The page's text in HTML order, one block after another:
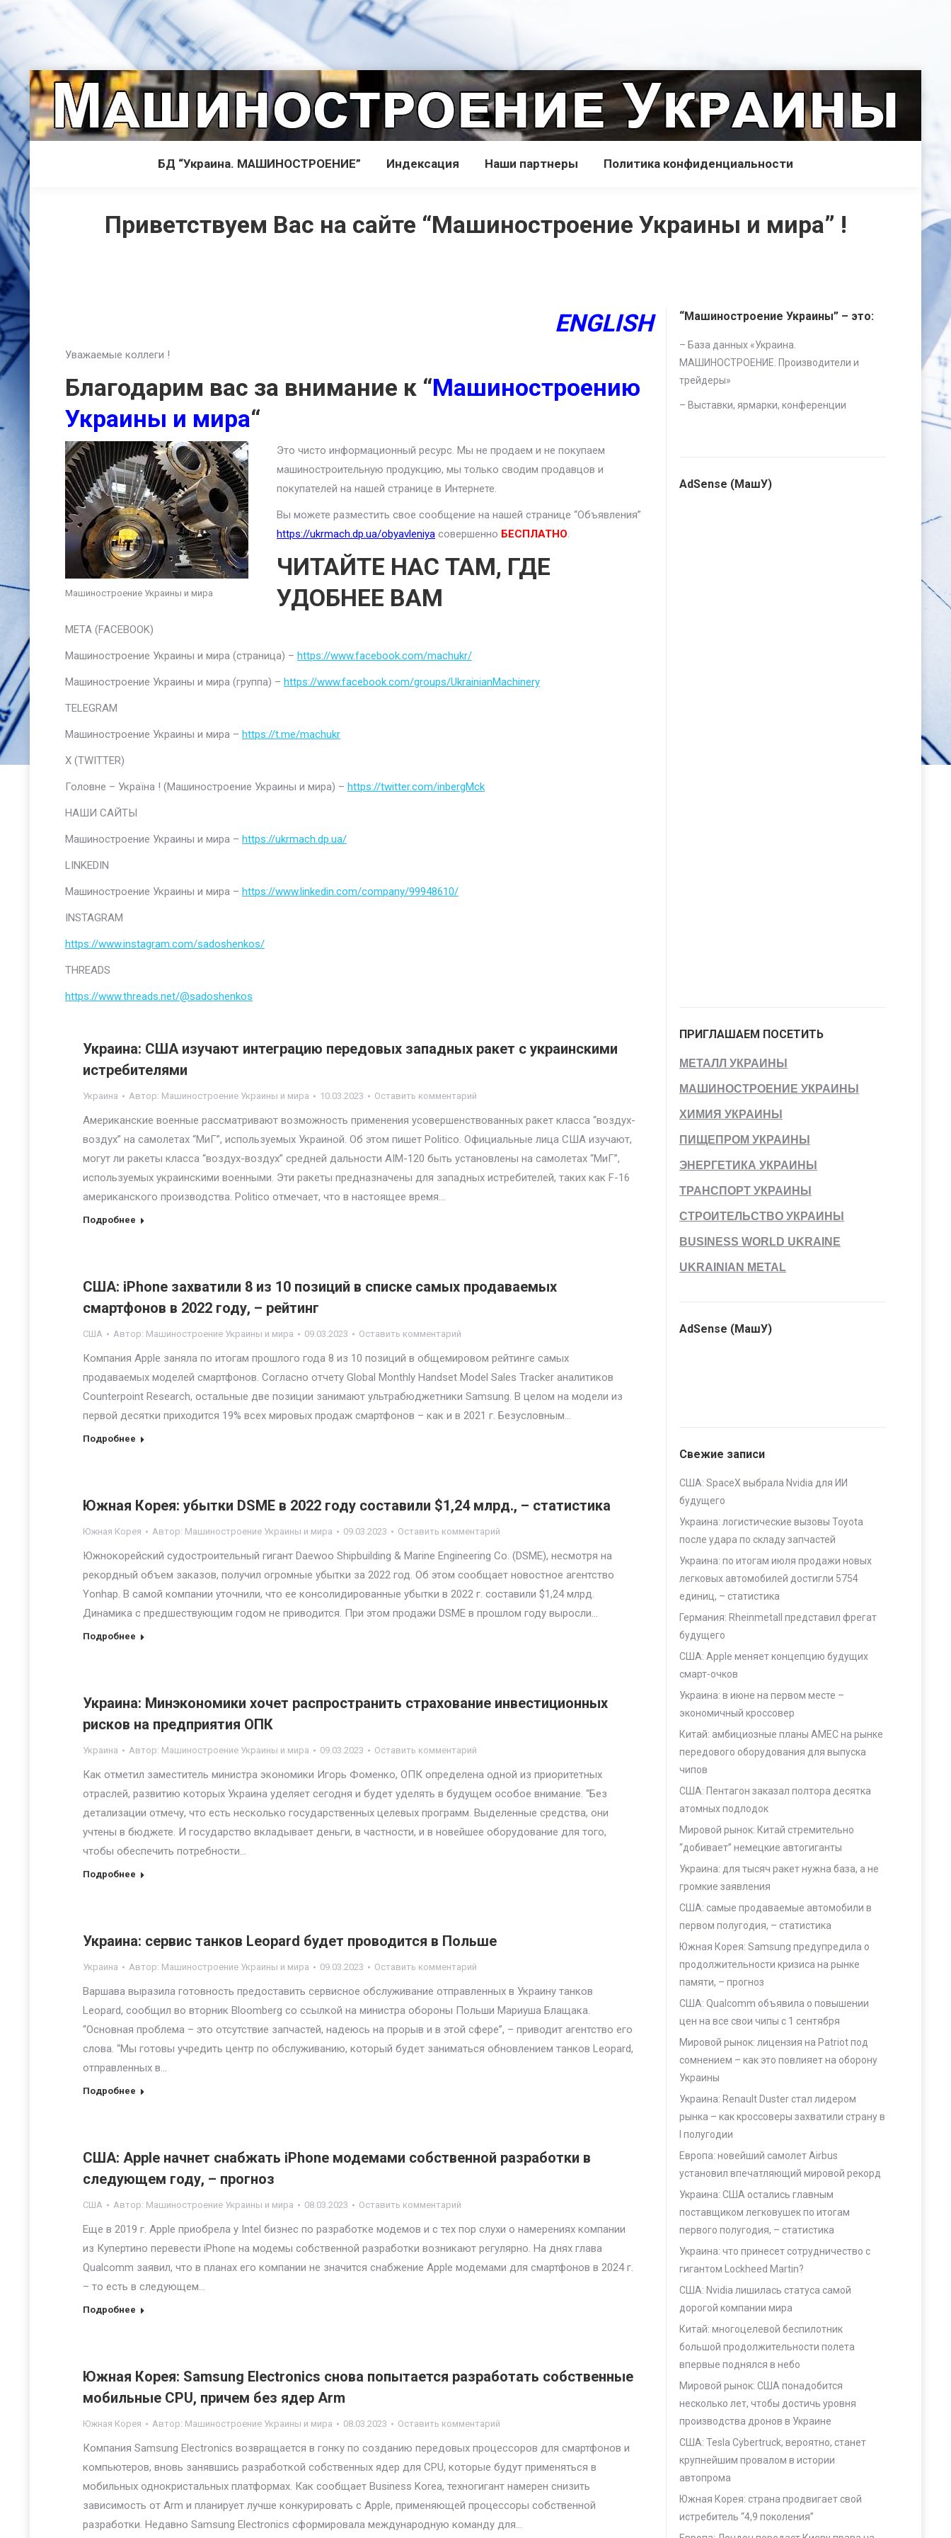
БД “Украина. МАШИНОСТРОЕНИЕ” Индекcация Наши партнеры Политика конфиденциальности
Приветствуем Вас на сайте “Машиностроение Украины и мира” !
ENGLISH
Уважаемые коллеги !
Благодарим вас за внимание к “Машиностроению
Украины и мира“
Машиностроение Украины и мира
Это чисто информационный ресурс. Мы не продаем и не покупаем
машиностроительную продукцию, мы только сводим продавцов и
покупателей на нашей странице в Интернете.
Вы можете разместить свое сообщение на нашей странице “Объявления”
https://ukrmach.dp.ua/obyavleniya совершенно БЕСПЛАТНО.
ЧИТАЙТЕ НАС ТАМ, ГДЕ
УДОБНЕЕ ВАМ
META (FACEBOOK)
Машиностроение Украины и мира (страница) – https://www.facebook.com/machukr/
Машиностроение Украины и мира (группа) – https://www.facebook.com/groups/UkrainianMachinery
TELEGRAM
Машиностроение Украины и мира – https://t.me/machukr
Х (TWITTER)
Головне – Україна ! (Машиностроение Украины и мира) – https://twitter.com/inbergMck
НАШИ САЙТЫ
Машиностроение Украины и мира – https://ukrmach.dp.ua/
LINKEDIN
Машиностроение Украины и мира – https://www.linkedin.com/company/99948610/
INSTAGRAM
https://www.instagram.com/sadoshenkos/
THREADS
https://www.threads.net/@sadoshenkos
Украина: США изучают интеграцию передовых западных ракет с украинскими
истребителями
Украина Автор: Машиностроение Украины и мира 10.03.2023 Оставить комментарий
Американские военные рассматривают возможность применения усовершенствованных ракет класса “воздух-
воздух” на самолетах “МиГ”, используемых Украиной. Об этом пишет Politico. Официальные лица США изучают,
могут ли ракеты класса “воздух-воздух” средней дальности AIM-120 быть установлены на самолетах “МиГ”,
используемых украинскими военными. Эти ракеты предназначены для западных истребителей, таких как F-16
американского производства. Politico отмечает, что в настоящее время…
Подробнее
США: iPhone захватили 8 из 10 позиций в списке самых продаваемых
смартфонов в 2022 году, – рейтинг
США Автор: Машиностроение Украины и мира 09.03.2023 Оставить комментарий
Компания Apple заняла по итогам прошлого года 8 из 10 позиций в общемировом рейтинге самых
продаваемых моделей смартфонов. Согласно отчету Global Monthly Handset Model Sales Tracker аналитиков
Counterpoint Research, остальные две позиции занимают ультрабюджетники Samsung. В целом на модели из
первой десятки приходится 19% всех мировых продаж смартфонов – как и в 2021 г. Безусловным…
Подробнее
Южная Корея: убытки DSME в 2022 году составили $1,24 млрд., – статистика
Южная Корея Автор: Машиностроение Украины и мира 09.03.2023 Оставить комментарий
Южнокорейский судостроительный гигант Daewoo Shipbuilding & Marine Engineering Co. (DSME), несмотря на
рекордный объем заказов, получил огромные убытки за 2022 год. Об этом сообщает новостное агентство
Yonhap. В самой компании уточнили, что ее консолидированные убытки в 2022 г. составили $1,24 млрд.
Динамика с предшествующим годом не приводится. При этом продажи DSME в прошлом году выросли…
Подробнее
Украина: Минэкономики хочет распространить страхование инвестиционных
рисков на предприятия ОПК
Украина Автор: Машиностроение Украины и мира 09.03.2023 Оставить комментарий
Как отметил заместитель министра экономики Игорь Фоменко, ОПК определена одной из приоритетных
отраслей, развитию которых Украина уделяет сегодня и будет уделять в будущем особое внимание. “Без
детализации отмечу, что есть несколько государственных целевых программ. Выделенные средства, они
учтены в бюджете. И государство вкладывает деньги, в частности, и в новейшее оборудование для того,
чтобы обеспечить потребности…
Подробнее
Украина: сервис танков Leopard будет проводится в Польше
Украина Автор: Машиностроение Украины и мира 09.03.2023 Оставить комментарий
Варшава выразила готовность предоставить сервисное обслуживание отправленных в Украину танков
Leopard, сообщил во вторник Bloomberg со ссылкой на министра обороны Польши Мариуша Блащака.
“Основная проблема – это отсутствие запчастей, надеюсь на прорыв и в этой сфере”, – приводит агентство его
слова. “Мы готовы учредить центр по обслуживанию, который будет заниматься обновлением танков Leopard,
отправленных в…
Подробнее
США: Apple начнет снабжать iPhone модемами собственной разработки в
следующем году, – прогноз
США Автор: Машиностроение Украины и мира 08.03.2023 Оставить комментарий
Еще в 2019 г. Apple приобрела у Intel бизнес по разработке модемов и с тех пор слухи о намерениях компании
из Купертино перевести iPhone на модемы собственной разработки возникают регулярно. На днях глава
Qualcomm заявил, что в планах его компании не значится снабжение Apple модемами для смартфонов в 2024 г.
– то есть в следующем…
Подробнее
Южная Корея: Samsung Electronics снова попытается разработать собственные
мобильные CPU, причем без ядер Arm
Южная Корея Автор: Машиностроение Украины и мира 08.03.2023 Оставить комментарий
Компания Samsung Electronics возвращается в гонку по созданию передовых процессоров для смартфонов и
компьютеров, вновь занявшись разработкой собственных ядер для CPU, которые будут применяться в
мобильных однокристальных платформах. Как сообщает Business Korea, техногигант намерен снизить
зависимость от Arm и планирует лучше конкурировать с Apple, применяющей процессоры собственной
разработки. Недавно Samsung Electronics сформировала международную команду для…
“Машиностроение Украины” – это:
– База данных «Украина.
МАШИНОСТРОЕНИЕ. Производители и
трейдеры»
– Выставки, ярмарки, конференции
AdSense (МашУ)
ПРИГЛАШАЕМ ПОСЕТИТЬ
МЕТАЛЛ УКРАИНЫ
МАШИНОСТРОЕНИЕ УКРАИНЫ
ХИМИЯ УКРАИНЫ
ПИЩЕПРОМ УКРАИНЫ
ЭНЕРГЕТИКА УКРАИНЫ
ТРАНСПОРТ УКРАИНЫ
СТРОИТЕЛЬСТВО УКРАИНЫ
BUSINESS WORLD UKRAINE
UKRAINIAN METAL
AdSense (МашУ)
Свежие записи
США: SpaceX выбрала Nvidia для ИИ
будущего
Украина: логистические вызовы Toyota
после удара по складу запчастей
Украина: по итогам июля продажи новых
легковых автомобилей достигли 5754
единиц, – статистика
Германия: Rheinmetall представил фрегат
будущего
США: Apple меняет концепцию будущих
смарт-очков
Украина: в июне на первом месте –
экономичный кроссовер
Китай: амбициозные планы AMEC на рынке
передового оборудования для выпуска
чипов
США: Пентагон заказал полтора десятка
атомных подлодок
Мировой рынок: Китай стремительно
“добивает” немецкие автогиганты
Украина: для тысяч ракет нужна база, а не
громкие заявления
США: самые продаваемые автомобили в
первом полугодия, – статистика
Южная Корея: Samsung предупредила о
продолжительности кризиса на рынке
памяти, – прогноз
США: Qualcomm объявила о повышении
цен на все свои чипы с 1 сентября
Мировой рынок: лицензия на Patriot под
сомнением – как это повлияет на оборону
Украины
Украина: Renault Duster стал лидером
рынка – как кроссоверы захватили страну в
I полугодии
Европа: новейший самолет Airbus
установил впечатляющий мировой рекорд
Украина: США остались главным
поставщиком легковушек по итогам
первого полугодия, – статистика
Украина: что принесет сотрудничество с
гигантом Lockheed Martin?
США: Nvidia лишилась статуса самой
дорогой компании мира
Китай: многоцелевой беспилотник
большой продолжительности полета
впервые поднялся в небо
Мировой рынок: США понадобится
несколько лет, чтобы достичь уровня
производства дронов в Украине
США: Tesla Cybertruck, вероятно, станет
крупнейшим провалом в истории
автопрома
Южная Корея: страна продвигает свой
истребитель “4,9 поколения”